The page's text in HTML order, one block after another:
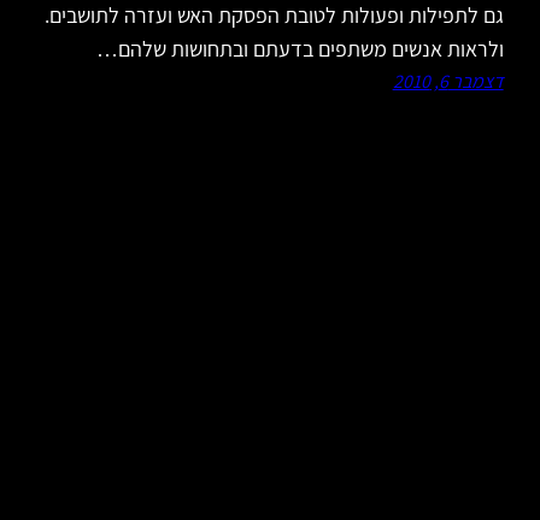
גם לתפילות ופעולות לטובת הפסקת האש ועזרה לתושבים.
ולראות אנשים משתפים בדעתם ובתחושות שלהם…
דצמבר 6, 2010